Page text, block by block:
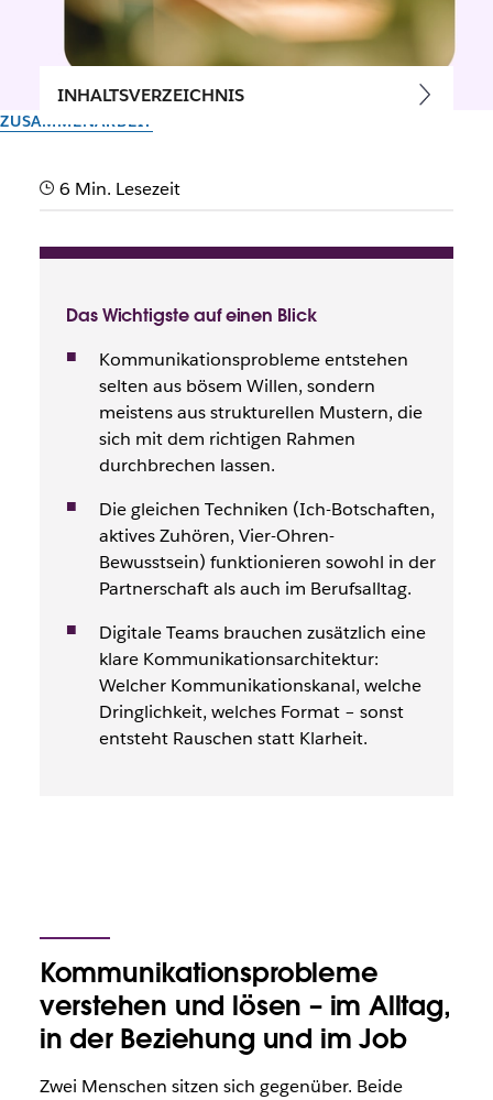
ZUSAMMENARBEIT
Kommunikationsprobleme
28. April 2026
INHALTSVERZEICHNIS
6 Min. Lesezeit
Das Wichtigste auf einen Blick
Kommunikationsprobleme entstehen
selten aus bösem Willen, sondern
meistens aus strukturellen Mustern, die
sich mit dem richtigen Rahmen
durchbrechen lassen.
Die gleichen Techniken (Ich-Botschaften,
aktives Zuhören, Vier-Ohren-
Bewusstsein) funktionieren sowohl in der
Partnerschaft als auch im Berufsalltag.
Digitale Teams brauchen zusätzlich eine
klare Kommunikationsarchitektur:
Welcher Kommunikationskanal, welche
Dringlichkeit, welches Format – sonst
entsteht Rauschen statt Klarheit.
Kommunikationsprobleme
verstehen und lösen – im Alltag,
in der Beziehung und im Job
Zwei Menschen sitzen sich gegenüber. Beide